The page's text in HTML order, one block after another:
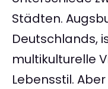
Städten.
Deutschlands,
multikulturelle
Lebensstil.